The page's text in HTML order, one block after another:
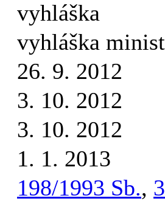
vyhláška
vyhláška
26. 9. 2012
3. 10. 2012
3. 10. 2012
1. 1. 2013
198/1993 Sb.,